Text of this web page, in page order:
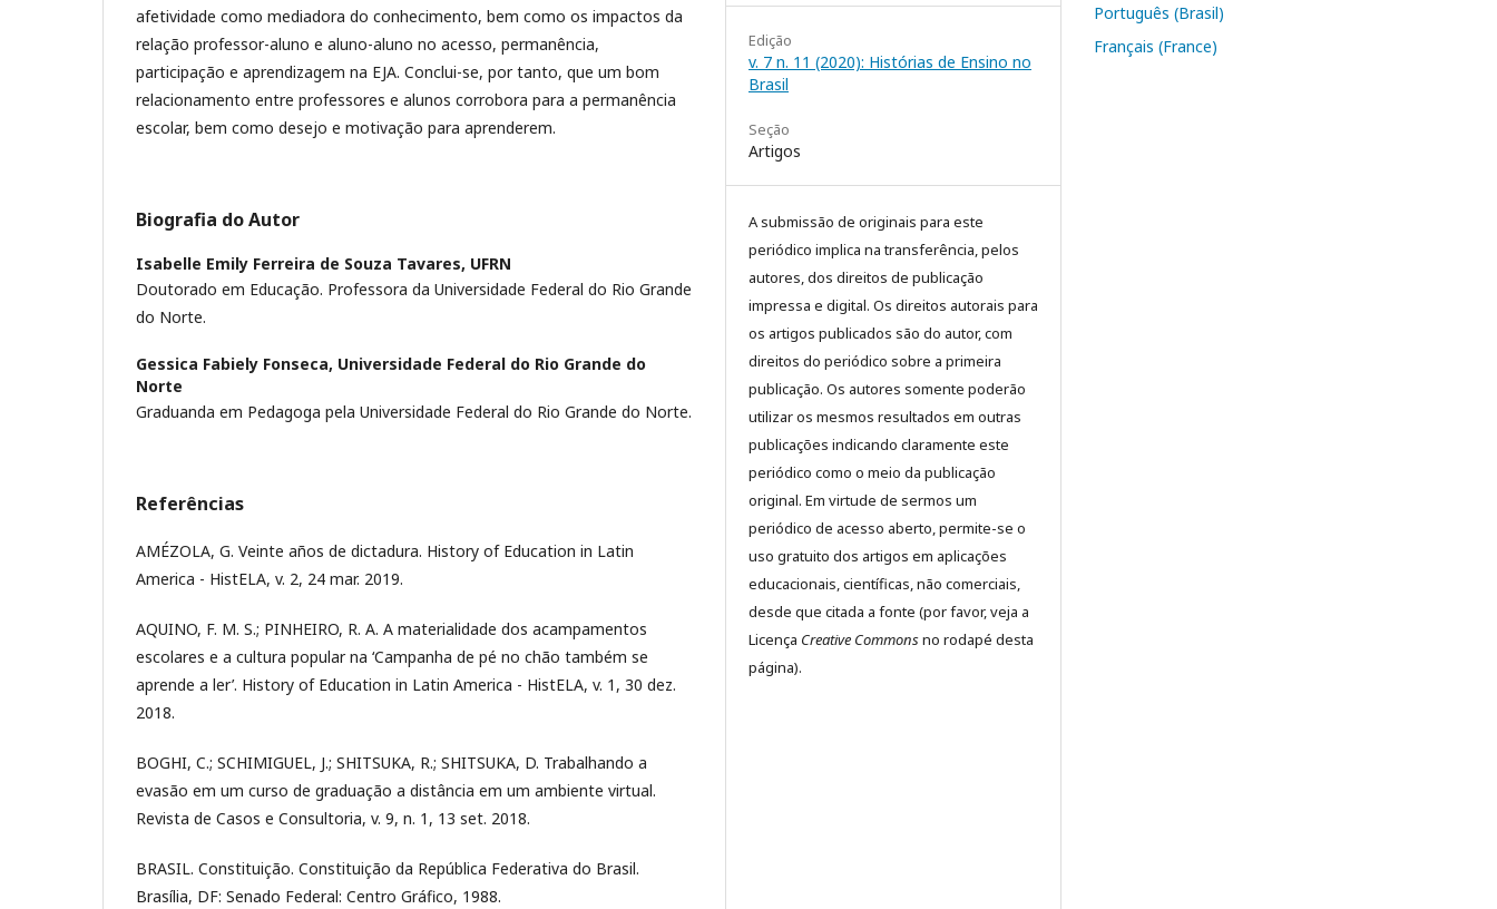
afetividade como mediadora do conhecimento, bem como os impactos da
relação professor-aluno e aluno-aluno no acesso, permanência,
participação e aprendizagem na EJA. Conclui-se, por tanto, que um bom
relacionamento entre professores e alunos corrobora para a permanência
escolar, bem como desejo e motivação para aprenderem.
Biografia do Autor
Isabelle Emily Ferreira de Souza Tavares, UFRN
Doutorado em Educação. Professora da Universidade Federal do Rio Grande
do Norte.
Gessica Fabiely Fonseca, Universidade Federal do Rio Grande do
Norte
Graduanda em Pedagoga pela Universidade Federal do Rio Grande do Norte.
Referências
AMÉZOLA, G. Veinte años de dictadura. History of Education in Latin
America - HistELA, v. 2, 24 mar. 2019.
AQUINO, F. M. S.; PINHEIRO, R. A. A materialidade dos acampamentos
escolares e a cultura popular na ‘Campanha de pé no chão também se
aprende a ler’. History of Education in Latin America - HistELA, v. 1, 30 dez.
2018.
BOGHI, C.; SCHIMIGUEL, J.; SHITSUKA, R.; SHITSUKA, D. Trabalhando a
evasão em um curso de graduação a distância em um ambiente virtual.
Revista de Casos e Consultoria, v. 9, n. 1, 13 set. 2018.
BRASIL. Constituição. Constituição da República Federativa do Brasil.
Brasília, DF: Senado Federal: Centro Gráfico, 1988.
Edição
v. 7 n. 11 (2020): Histórias de Ensino no
Brasil
Seção
Artigos
A submissão de originais para este
periódico implica na transferência, pelos
autores, dos direitos de publicação
impressa e digital. Os direitos autorais para
os artigos publicados são do autor, com
direitos do periódico sobre a primeira
publicação. Os autores somente poderão
utilizar os mesmos resultados em outras
publicações indicando claramente este
periódico como o meio da publicação
original. Em virtude de sermos um
periódico de acesso aberto, permite-se o
uso gratuito dos artigos em aplicações
educacionais, científicas, não comerciais,
desde que citada a fonte (por favor, veja a
Licença Creative Commonsno rodapé desta
página).
Português (Brasil)
Français (France)